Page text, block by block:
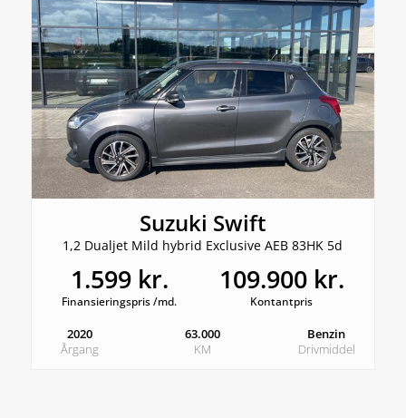
Suzuki Swift
1,2 Dualjet Mild hybrid Exclusive AEB 83HK 5d
1.599 kr.
Finansieringspris /md.
109.900 kr.
Kontantpris
2020
Årgang
63.000
KM
Benzin
Drivmiddel